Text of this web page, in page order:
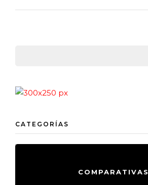
CATEGORÍAS
COMPARATIVAS